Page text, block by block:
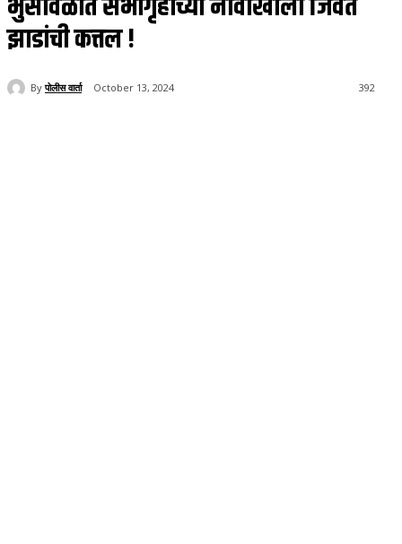
झाडांची कत्तल !
By पोलीस वार्ता October 13, 2024 392